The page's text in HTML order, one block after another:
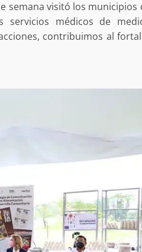
semana visitó los municipios
médicos de
contribuimos al